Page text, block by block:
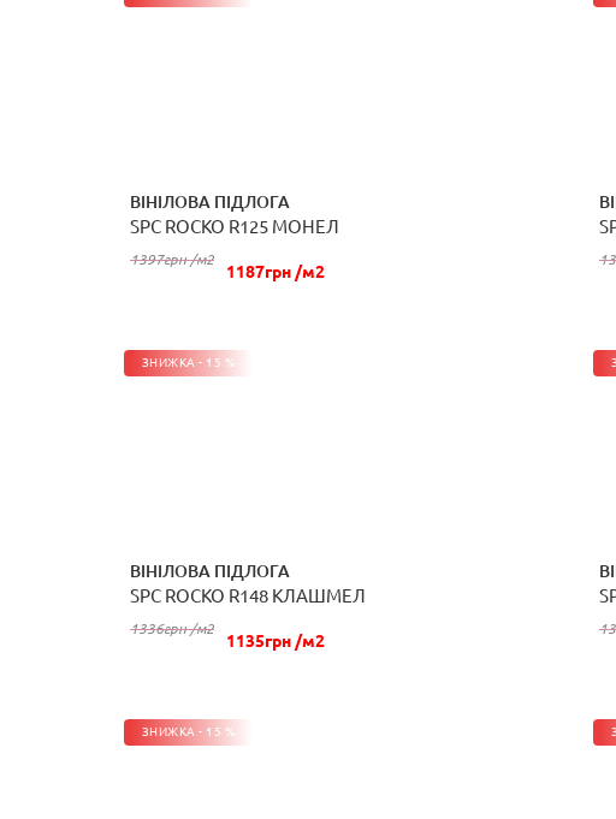
ВІНІЛОВА ПІДЛОГА
SPC ROCKO R125 МОНЕЛ
1397грн /м2
1187грн /м2
КУПИТИ
ЗНИЖКА - 15 %
ВІНІЛОВА ПІДЛОГА
SPC ROCKO R148 КЛАШМЕЛ
1336грн /м2
1135грн /м2
КУПИТИ
ЗНИЖКА - 15 %